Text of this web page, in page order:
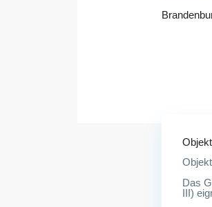
Das
III)